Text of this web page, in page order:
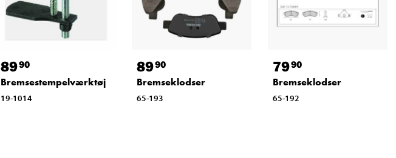
8990
Bremsestempelværktøj
19-1014
8990
Bremseklodser
65-193
7990
Bremseklodser
65-192